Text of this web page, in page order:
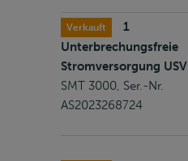
Verkauft
1
Unterbrechungsfreie
Stromversorgung USV
SMT 3000, Ser.-Nr.
AS2023268724